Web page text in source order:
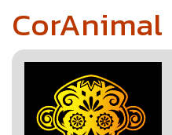
CorAnimal